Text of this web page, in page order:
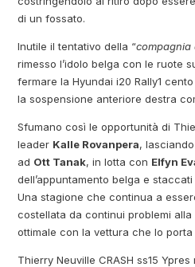
di un fossato.
Inutile il tentativo della “compagnia
rimesso l’idolo belga con le ruote
fermare la Hyundai i20 Rally1
la sospensione anteriore destra
Sfumano così le opportunità di
leader Kalle Rovanpera,
ad Ott Tanak, in lotta con Elfyn
dell’appuntamento belga e
Una stagione che continua a
costellata da continui problemi
ottimale con la vettura che lo
Thierry Neuville CRASH ss15